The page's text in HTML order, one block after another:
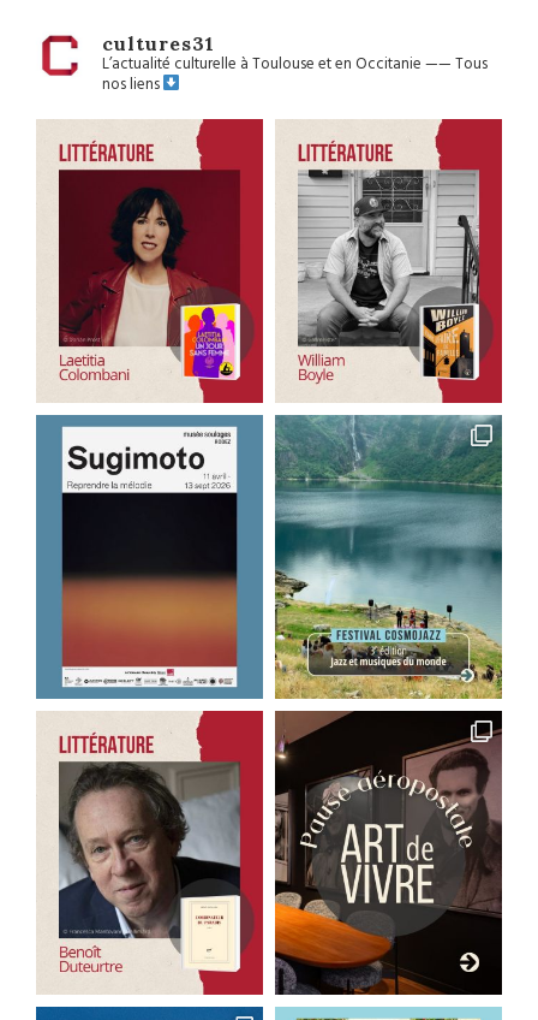
cultures31
L’actualité culturelle à Toulouse et en Occitanie——Tous
nos liens